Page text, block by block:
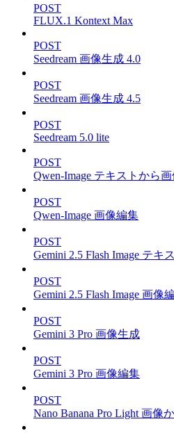
POST
FLUX.1 Kontext Max
POST
Seedream 画像生成 4.0
POST
Seedream 画像生成 4.5
POST
Seedream 5.0 lite
POST
Qwen-Image テキストから
POST
Qwen-Image 画像編集
POST
Gemini 2.5 Flash Image テキ
POST
Gemini 2.5 Flash Image 画像
POST
Gemini 3 Pro 画像生成
POST
Gemini 3 Pro 画像編集
POST
Nano Banana Pro Light 画像